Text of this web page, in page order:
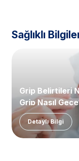
Sağlıklı
Grip Belirtileri
Grip Nasıl
Detaylı Bilgi